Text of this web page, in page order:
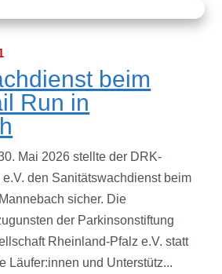
beim
Run in
Mai 2026 stellte der DRK-
den Sanitätswachdienst beim
sicher. Die
der Parkinsonstiftung
Rheinland-Pfalz e.V. statt
Läufer:innen und Unterstütz...